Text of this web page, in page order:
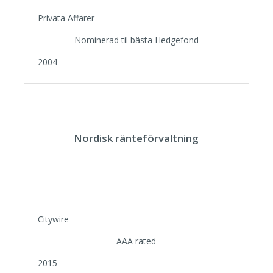
Privata Affärer
Nominerad til bästa Hedgefond
2004
Nordisk ränteförvaltning
Citywire
AAA rated
2015